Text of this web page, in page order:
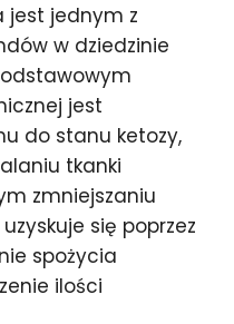
jest jednym z
w dziedzinie
jest
do stanu ketozy,
tkanki
zmniejszaniu
się poprzez
spożycia
ilości